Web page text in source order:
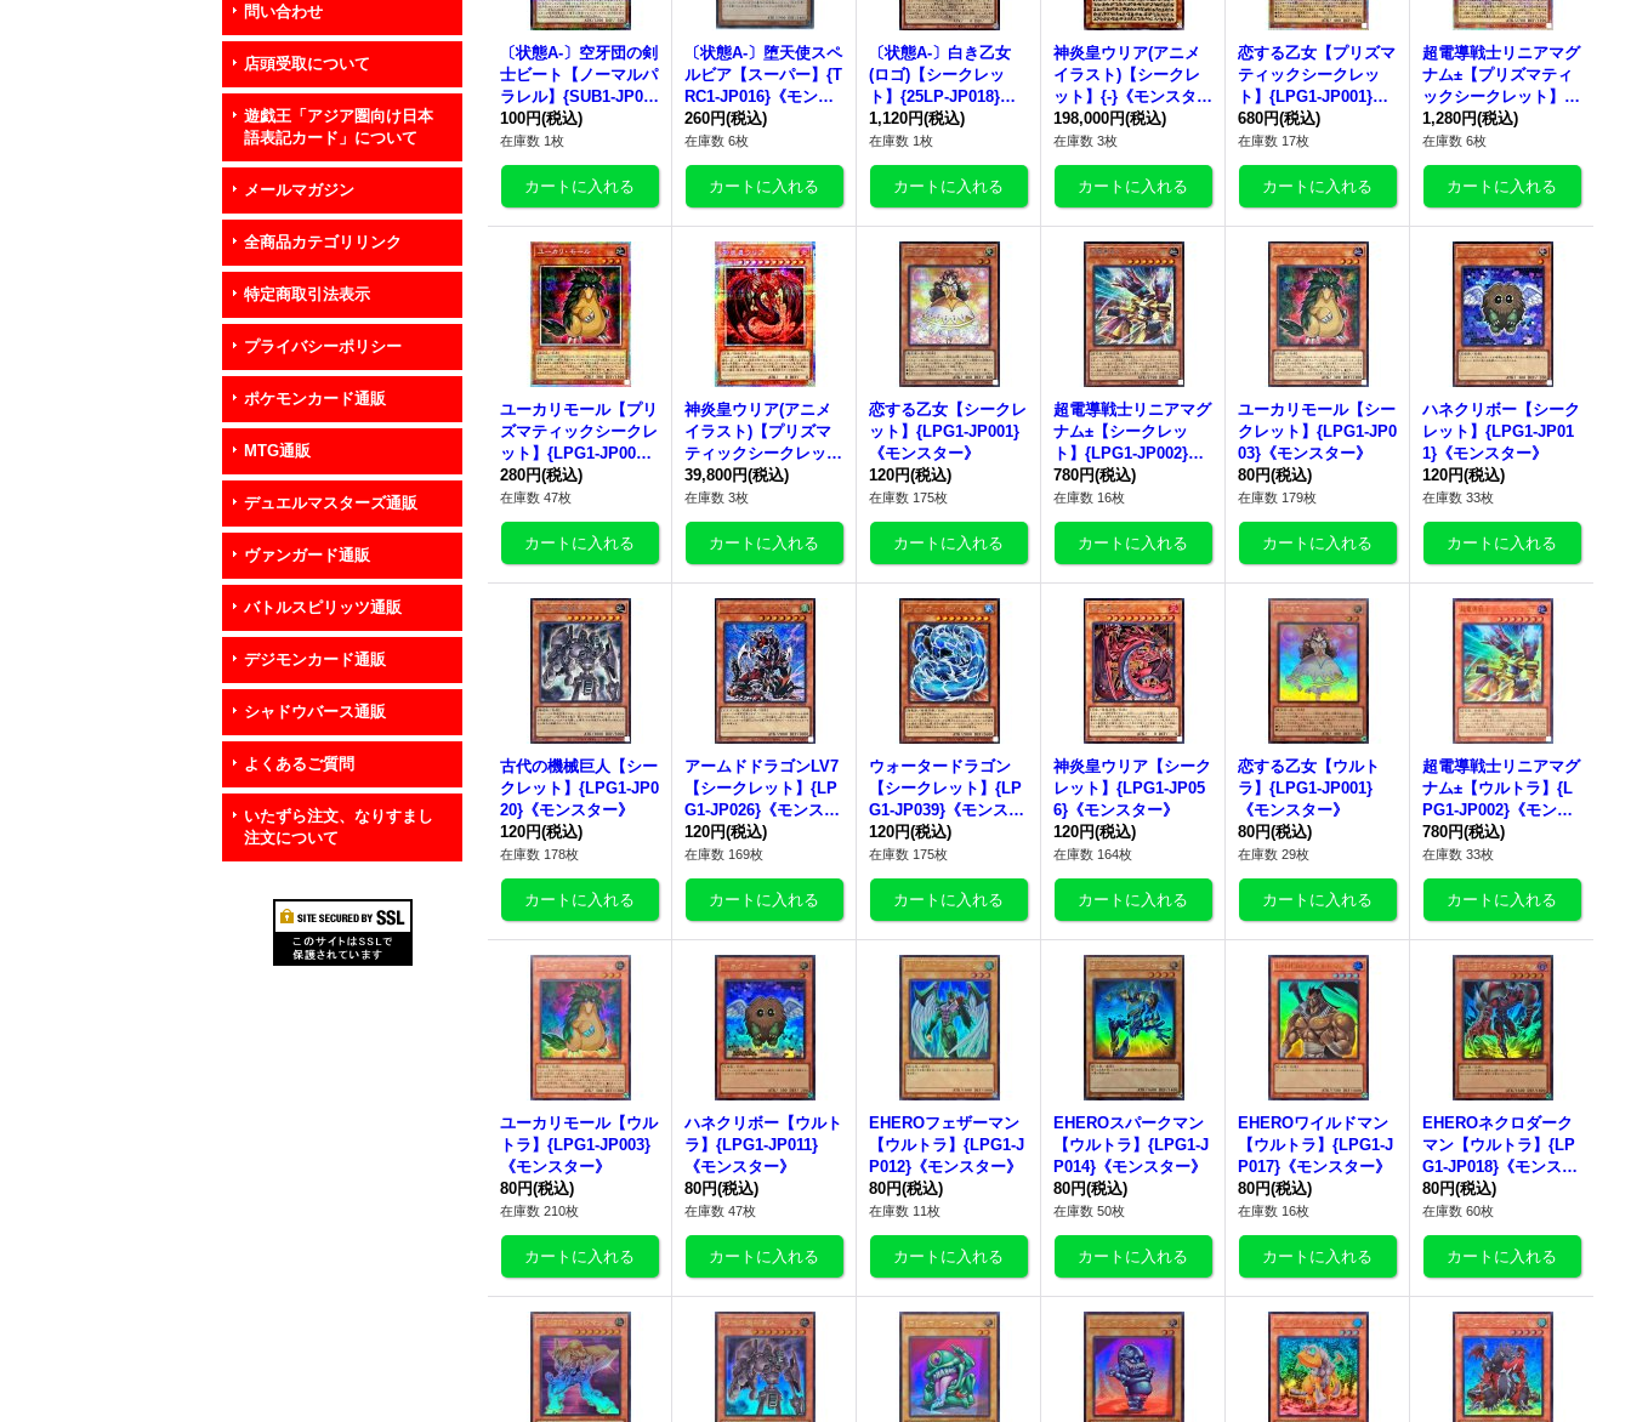
問い合わせ
店頭受取について
遊戯王「アジア圏向け日本
語表記カード」について
メールマガジン
全商品カテゴリリンク
特定商取引法表示
プライバシーポリシー
ポケモンカード通販
MTG通販
デュエルマスターズ通販
ヴァンガード通販
バトルスピリッツ通販
デジモンカード通販
シャドウバース通販
よくあるご質問
いたずら注文、なりすまし
注文について
〔状態A-〕空牙団の剣
士ビート【ノーマルパ
ラレル】{SUB1-JP06
5}《モンスター》
100円(税込)
在庫数 1枚
〔状態A-〕堕天使スペ
ルビア【スーパー】{T
RC1-JP016}《モンス
ター》
260円(税込)
在庫数 6枚
〔状態A-〕白き乙女
(ロゴ)【シークレッ
ト】{25LP-JP018}
《モンスター》
1,120円(税込)
在庫数 1枚
神炎皇ウリア(アニメ
イラスト)【シークレ
ット】{-}《モンスタ
ー》
198,000円(税込)
在庫数 3枚
恋する乙女【プリズマ
ティックシークレッ
ト】{LPG1-JP001}
《モンスター》
680円(税込)
在庫数 17枚
超電導戦士リニアマグ
ナム±【プリズマティ
ックシークレット】{L
PG1-JP002}《モンス
ター》
1,280円(税込)
在庫数 6枚
ユーカリモール【プリ
ズマティックシークレ
ット】{LPG1-JP003}
《モンスター》
280円(税込)
在庫数 47枚
神炎皇ウリア(アニメ
イラスト)【プリズマ
ティックシークレッ
ト】{LPG1-JP056}
《モンスター》
39,800円(税込)
在庫数 3枚
恋する乙女【シークレ
ット】{LPG1-JP001}
《モンスター》
120円(税込)
在庫数 175枚
超電導戦士リニアマグ
ナム±【シークレッ
ト】{LPG1-JP002}
《モンスター》
780円(税込)
在庫数 16枚
ユーカリモール【シー
クレット】{LPG1-JP0
03}《モンスター》
80円(税込)
在庫数 179枚
ハネクリボー【シーク
レット】{LPG1-JP01
1}《モンスター》
120円(税込)
在庫数 33枚
古代の機械巨人【シー
クレット】{LPG1-JP0
20}《モンスター》
120円(税込)
在庫数 178枚
アームドドラゴンLV7
【シークレット】{LP
G1-JP026}《モンスタ
ー》
120円(税込)
在庫数 169枚
ウォータードラゴン
【シークレット】{LP
G1-JP039}《モンスタ
ー》
120円(税込)
在庫数 175枚
神炎皇ウリア【シーク
レット】{LPG1-JP05
6}《モンスター》
120円(税込)
在庫数 164枚
恋する乙女【ウルト
ラ】{LPG1-JP001}
《モンスター》
80円(税込)
在庫数 29枚
超電導戦士リニアマグ
ナム±【ウルトラ】{L
PG1-JP002}《モンス
ター》
780円(税込)
在庫数 33枚
ユーカリモール【ウル
トラ】{LPG1-JP003}
《モンスター》
80円(税込)
在庫数 210枚
ハネクリボー【ウルト
ラ】{LPG1-JP011}
《モンスター》
80円(税込)
在庫数 47枚
EHEROフェザーマン
【ウルトラ】{LPG1-J
P012}《モンスター》
80円(税込)
在庫数 11枚
EHEROスパークマン
【ウルトラ】{LPG1-J
P014}《モンスター》
80円(税込)
在庫数 50枚
EHEROワイルドマン
【ウルトラ】{LPG1-J
P017}《モンスター》
80円(税込)
在庫数 16枚
EHEROネクロダーク
マン【ウルトラ】{LP
G1-JP018}《モンスタ
ー》
80円(税込)
在庫数 60枚